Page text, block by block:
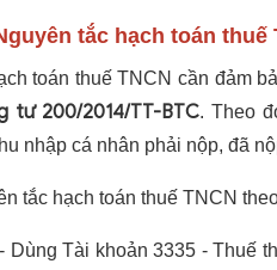
tắc hạch toán thuế
toán thuế TNCN cần đảm
tư 200/2014/TT-BTC. Theo
nhập cá nhân phải nộp, đã
tắc hạch toán thuế TNCN
- Dùng Tài khoản 3335 - Thuế